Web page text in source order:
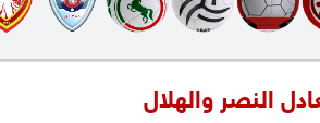
النصر والهلال